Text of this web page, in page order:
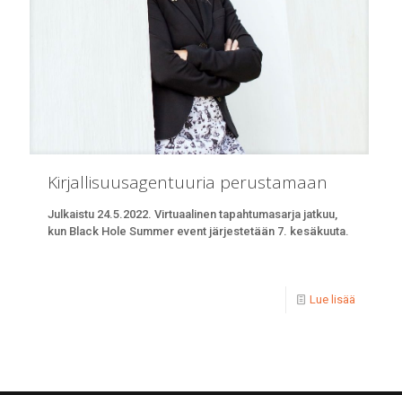
Kirjallisuusagentuuria perustamaan
Julkaistu 24.5.2022. Virtuaalinen tapahtumasarja jatkuu,
kun Black Hole Summer event järjestetään 7. kesäkuuta.
Lue lisää